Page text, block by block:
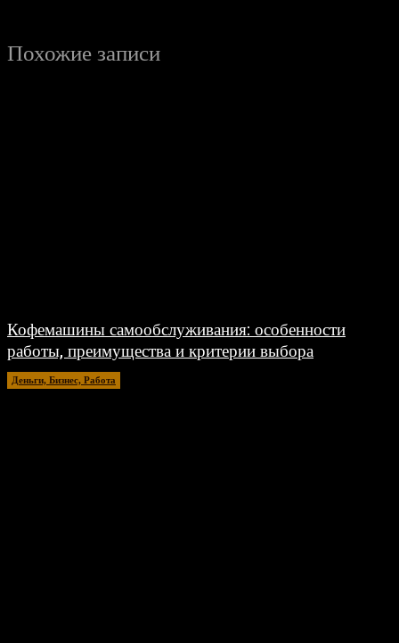
Похожие записи
Кофемашины самообслуживания: особенности
работы, преимущества и критерии выбора
Деньги, Бизнес, Работа